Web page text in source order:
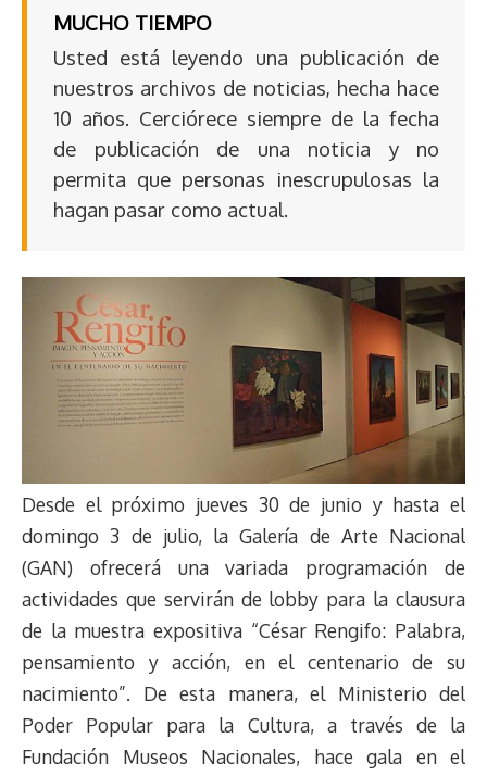
MUCHO TIEMPO
Usted está leyendo una publicación de
nuestros archivos de noticias, hecha hace
10 años. Cerciórece siempre de la fecha
de publicación de una noticia y no
permita que personas inescrupulosas la
hagan pasar como actual.
Desde el próximo jueves 30 de junio y hasta el
domingo 3 de julio, la Galería de Arte Nacional
(GAN) ofrecerá una variada programación de
actividades que servirán de lobby para la clausura
de la muestra expositiva “César Rengifo: Palabra,
pensamiento y acción, en el centenario de su
nacimiento”. De esta manera, el Ministerio del
Poder Popular para la Cultura, a través de la
Fundación Museos Nacionales, hace gala en el